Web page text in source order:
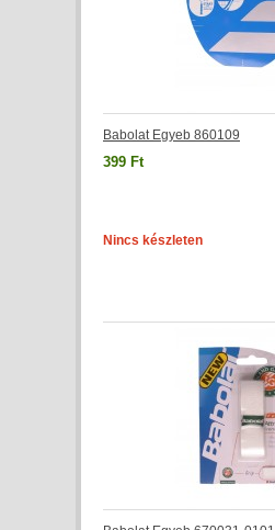
Babolat Egyeb 860109
399 Ft
Nincs készleten